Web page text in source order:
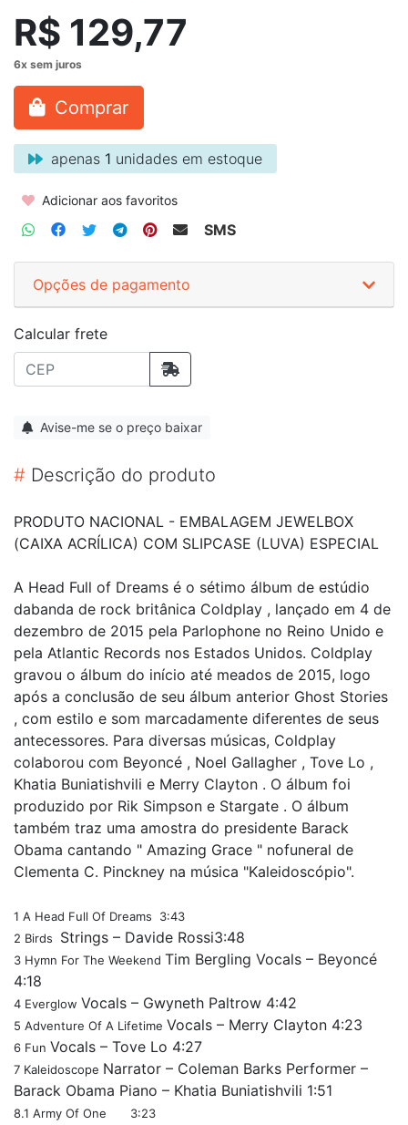
R$ 129,77
Comprar
apenas 1 unidades em estoque
Adicionar aos favoritos
SMS
Opções de pagamento
Calcular frete
Avise-me se o preço baixar
# Descrição do produto
PRODUTO NACIONAL - EMBALAGEM JEWELBOX
(CAIXA ACRÍLICA) COM SLIPCASE (LUVA) ESPECIAL
A Head Full of Dreams é o sétimo álbum de estúdio
dabanda de rock britânica Coldplay , lançado em 4 de
dezembro de 2015 pela Parlophone no Reino Unido e
pela Atlantic Records nos Estados Unidos. Coldplay
gravou o álbum do início até meados de 2015, logo
após a conclusão de seu álbum anterior Ghost Stories
, com estilo e som marcadamente diferentes de seus
antecessores. Para diversas músicas, Coldplay
colaborou com Beyoncé , Noel Gallagher , Tove Lo ,
Khatia Buniatishvili e Merry Clayton . O álbum foi
produzido por Rik Simpson e Stargate . O álbum
também traz uma amostra do presidente Barack
Obama cantando " Amazing Grace " nofuneral de
Clementa C. Pinckney na música "Kaleidoscópio".
1 A Head Full Of Dreams
3:43
2 Birds Strings – Davide Rossi3:48
3 Hymn For The Weekend Tim Bergling Vocals – Beyoncé
4:18
4 Everglow Vocals – Gwyneth Paltrow 4:42
5 Adventure Of A Lifetime Vocals – Merry Clayton 4:23
6 Fun Vocals – Tove Lo 4:27
7 Kaleidoscope Narrator – Coleman Barks Performer –
Barack Obama Piano – Khatia Buniatishvili 1:51
8.1 Army Of One
3:23